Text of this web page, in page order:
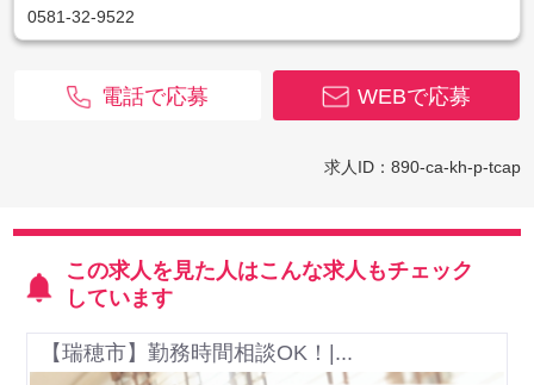
0581-32-9522
WEBで応募
電話で応募
求人ID：890-ca-kh-p-tcap
この求人を見た人はこんな求人もチェック
しています
【瑞穂市】勤務時間相談OK！|...